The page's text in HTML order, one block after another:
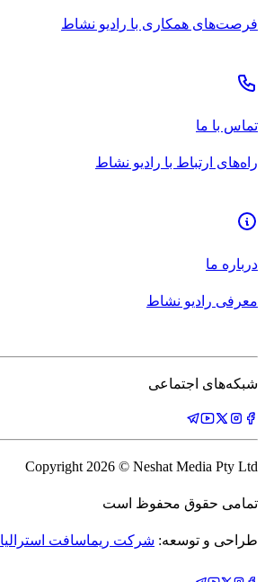
فرصت‌های همکاری با رادیو نشاط
تماس با ما
راه‌های ارتباط با رادیو نشاط
درباره ما
معرفی رادیو نشاط
شبکه‌های اجتماعی
Copyright 2026 © Neshat Media Pty Ltd
تمامی حقوق محفوظ است
طراحی و توسعه: شرکت ریماسافت استرالیا